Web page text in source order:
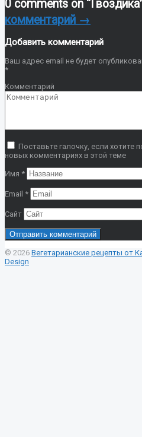
0 comments on “Гвоздика
комментарий →
Добавить комментарий
Ваш адрес email не будет
*
Комментарий
Поставьте галочку, если хотите
новых комментариях в этой теме
Имя *
Email *
Сайт
© 2026 Вегетарианские рецепты от
Design